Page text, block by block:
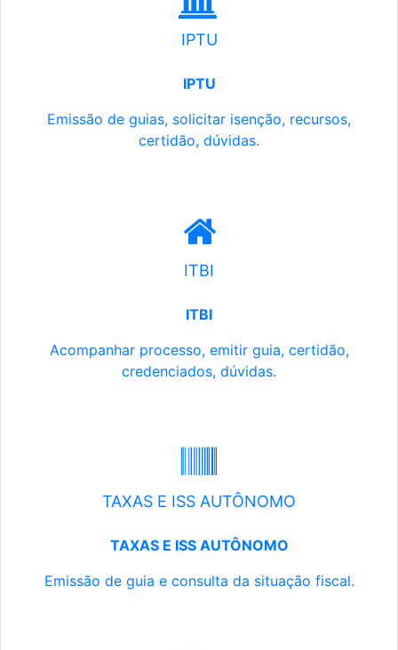
IPTU
IPTU
Emissão de guias, solicitar isenção, recursos,
certidão, dúvidas.
ITBI
ITBI
Acompanhar processo, emitir guia, certidão,
credenciados, dúvidas.
TAXAS E ISS AUTÔNOMO
TAXAS E ISS AUTÔNOMO
Emissão de guia e consulta da situação fiscal.